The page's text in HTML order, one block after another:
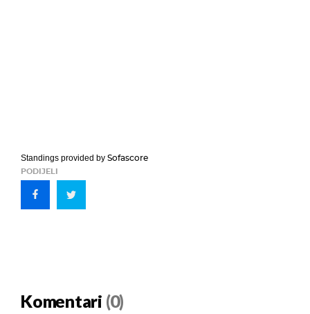
Standings provided by Sofascore
PODIJELI
Komentari (0)